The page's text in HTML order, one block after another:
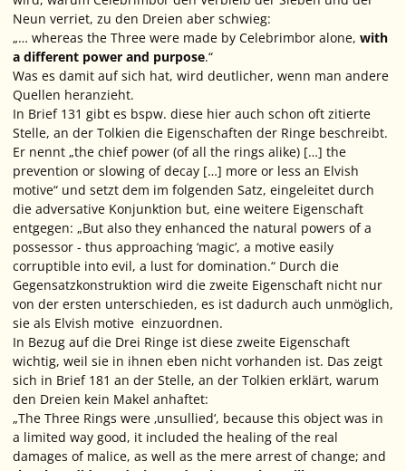
Neun verriet, zu den Dreien aber schwieg:
„… whereas the Three were made by Celebrimbor alone, with
a different power and purpose.“
Was es damit auf sich hat, wird deutlicher, wenn man andere
Quellen heranzieht.
In Brief 131 gibt es bspw. diese hier auch schon oft zitierte
Stelle, an der Tolkien die Eigenschaften der Ringe beschreibt.
Er nennt „the chief power (of all the rings alike) […] the
prevention or slowing of decay […] more or less an Elvish
motive“ und setzt dem im folgenden Satz, eingeleitet durch
die adversative Konjunktion but, eine weitere Eigenschaft
entgegen: „But also they enhanced the natural powers of a
possessor - thus approaching ‘magic’, a motive easily
corruptible into evil, a lust for domination.“ Durch die
Gegensatzkonstruktion wird die zweite Eigenschaft nicht nur
von der ersten unterschieden, es ist dadurch auch unmöglich,
sie als Elvish motive einzuordnen.
In Bezug auf die Drei Ringe ist diese zweite Eigenschaft
wichtig, weil sie in ihnen eben nicht vorhanden ist. Das zeigt
sich in Brief 181 an der Stelle, an der Tolkien erklärt, warum
den Dreien kein Makel anhaftet:
„The Three Rings were ‚unsullied‘, because this object was in
a limited way good, it included the healing of the real
damages of malice, as well as the mere arrest of change; and